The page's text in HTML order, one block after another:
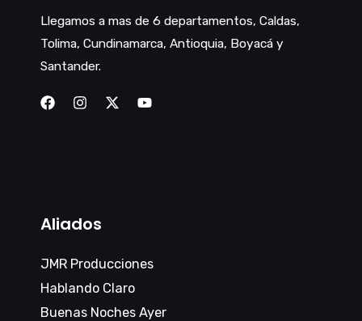
Llegamos a mas de 6 departamentos, Caldas,
Tolima, Cundinamarca, Antioquia, Boyacá y
Santander.
Aliados
JMR Producciones
Hablando Claro
Buenas Noches Ayer